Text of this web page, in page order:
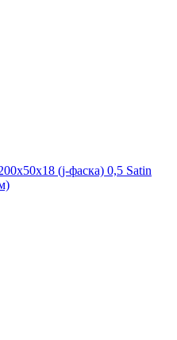
(j-фаска) 0,5 Satin